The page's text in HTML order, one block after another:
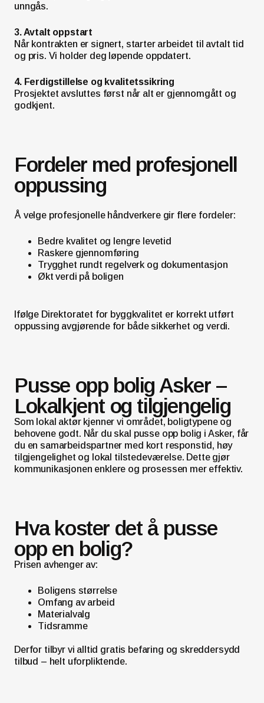
unngås.
3. Avtalt oppstart
Når kontrakten er signert, starter arbeidet til avtalt tid
og pris. Vi holder deg løpende oppdatert.
4. Ferdigstillelse og kvalitetssikring
Prosjektet avsluttes først når alt er gjennomgått og
godkjent.
Fordeler med profesjonell
oppussing
Å velge profesjonelle håndverkere gir flere fordeler:
Bedre kvalitet og lengre levetid
Raskere gjennomføring
Trygghet rundt regelverk og dokumentasjon
Økt verdi på boligen
Ifølge Direktoratet for byggkvalitet er korrekt utført
oppussing avgjørende for både sikkerhet og verdi.
Pusse opp bolig Asker –
Lokalkjent og tilgjengelig
Som lokal aktør kjenner vi området, boligtypene og
behovene godt. Når du skal pusse opp bolig i Asker, får
du en samarbeidspartner med kort responstid, høy
tilgjengelighet og lokal tilstedeværelse. Dette gjør
kommunikasjonen enklere og prosessen mer effektiv.
Hva koster det å pusse
opp en bolig?
Prisen avhenger av:
Boligens størrelse
Omfang av arbeid
Materialvalg
Tidsramme
Derfor tilbyr vi alltid gratis befaring og skreddersydd
tilbud – helt uforpliktende.